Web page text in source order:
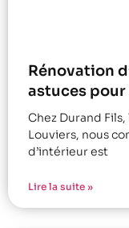
Rénovation
astuces
Chez Durand
Louviers, nous
d’intérieur est
Lire la suite »